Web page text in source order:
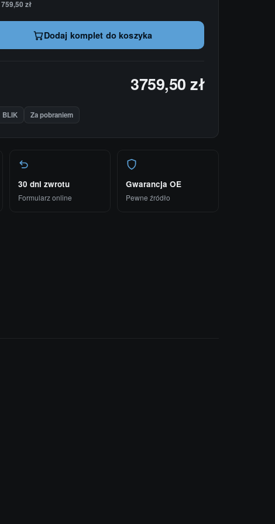
zł
Dodaj komplet do koszyka
3759,50 zł
BLIK Za pobraniem
30 dni zwrotu
Formularz online
Gwarancja OE
Pewne źródło